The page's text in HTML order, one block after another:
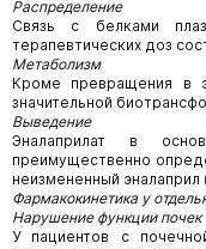
Распределение
Связь с белками
терапевтических доз
Метаболизм
Кроме превращения в
значительной
Выведение
Эналаприлат в
преимущественно
неизмененный эналаприл
Фармакокинетика у
Нарушение функции почек
У пациентов с